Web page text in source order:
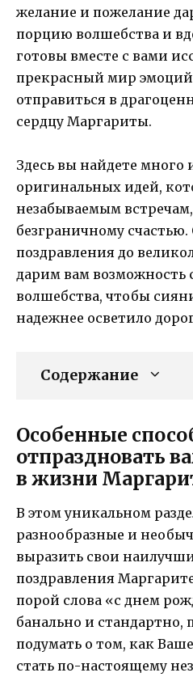
желание и пожелание
порцию волшебства и
готовы вместе с вами
прекрасный мир эмоций
отправиться в
сердцу Маргариты.
Здесь вы найдете много
оригинальных идей,
незабываемым
безграничному
поздравления до
дарим вам возможность
волшебства, чтобы
надежнее осветило
Содержание
Особенные
отпраздновать
в жизни
В этом уникальном
разнообразные и
выразить свои
поздравления
порой слова «с днем
банально и стандартно,
подумать о том, как
стать по-настоящему